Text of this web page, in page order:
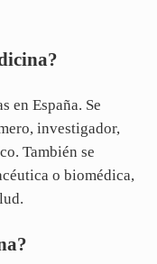
en España. Se
investigador,
También se
o biomédica,